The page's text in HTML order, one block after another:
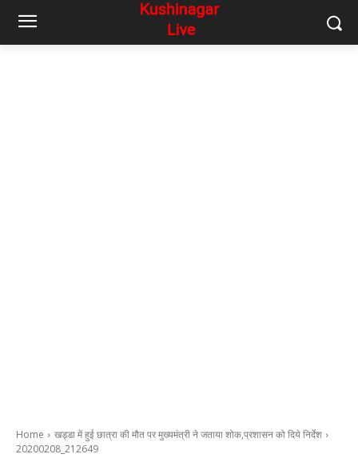
Home
खड्डा में हुई छात्रा की मौत पर मुख्यमंत्री ने जताया शोक,प्रशासन को दिये निर्देश
20200208_212649